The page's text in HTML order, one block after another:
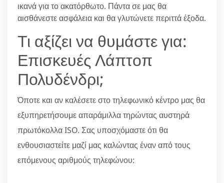
ικανά για το ακατόρθωτο. Πάντα σε μας θα
αισθάνεστε ασφάλεια και θα γλυτώνετε περιττά έξοδα.
Τι αξίζει να θυμάστε για:
Επισκευές Λάπτοπ
Πολυδένδρι;
Όποτε και αν καλέσετε στο τηλεφωνικό κέντρο μας θα
εξυπηρετήσουμε απαράμιλλα τηρώντας αυστηρά
πρωτόκολλα ISO. Σας υποσχόμαστε ότι θα
ενθουσιαστείτε μαζί μας καλώντας έναν από τους
επόμενους αριθμούς τηλεφώνου: